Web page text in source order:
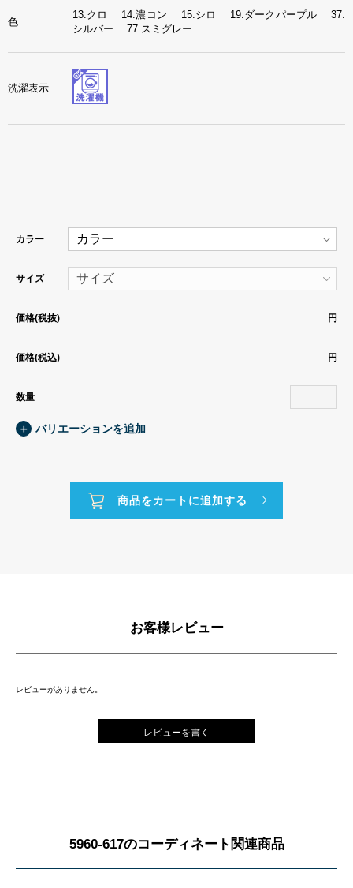
色
13.クロ 14.濃コン 15.シロ 19.ダークパープル 37.
シルバー 77.スミグレー
洗濯表示
カラー
サイズ
価格(税抜) 円
価格(税込) 円
数量
＋ バリエーションを追加
お客様レビュー
レビューがありません。
レビューを書く
5960-617のコーディネート関連商品